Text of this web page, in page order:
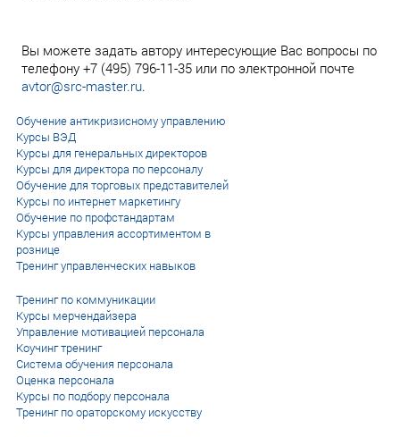
Вы можете задать автору интересующие Вас вопросы по
телефону +7 (495) 796-11-35 или по электронной почте
avtor@src-master.ru.
Обучение антикризисному управлению
Курсы ВЭД
Курсы для генеральных директоров
Курсы для директора по персоналу
Обучение для торговых представителей
Курсы по интернет маркетингу
Обучение по профстандартам
Курсы управления ассортиментом в
рознице
Тренинг управленческих навыков
Тренинг по коммуникации
Курсы мерчендайзера
Управление мотивацией персонала
Коучинг тренинг
Система обучения персонала
Оценка персонала
Курсы по подбору персонала
Тренинг по ораторскому искусству